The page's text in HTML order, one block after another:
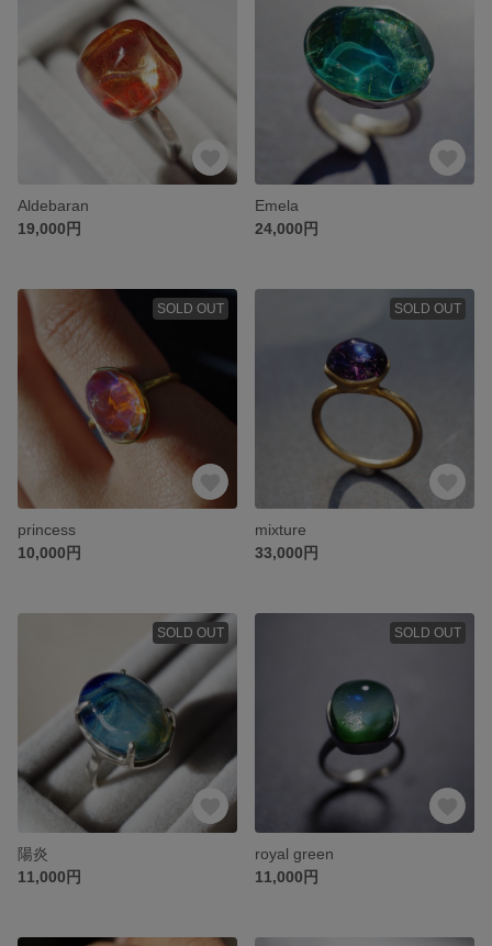
Aldebaran
19,000円
Emela
24,000円
SOLD OUT
princess
10,000円
SOLD OUT
mixture
33,000円
SOLD OUT
陽炎
11,000円
SOLD OUT
royal green
11,000円